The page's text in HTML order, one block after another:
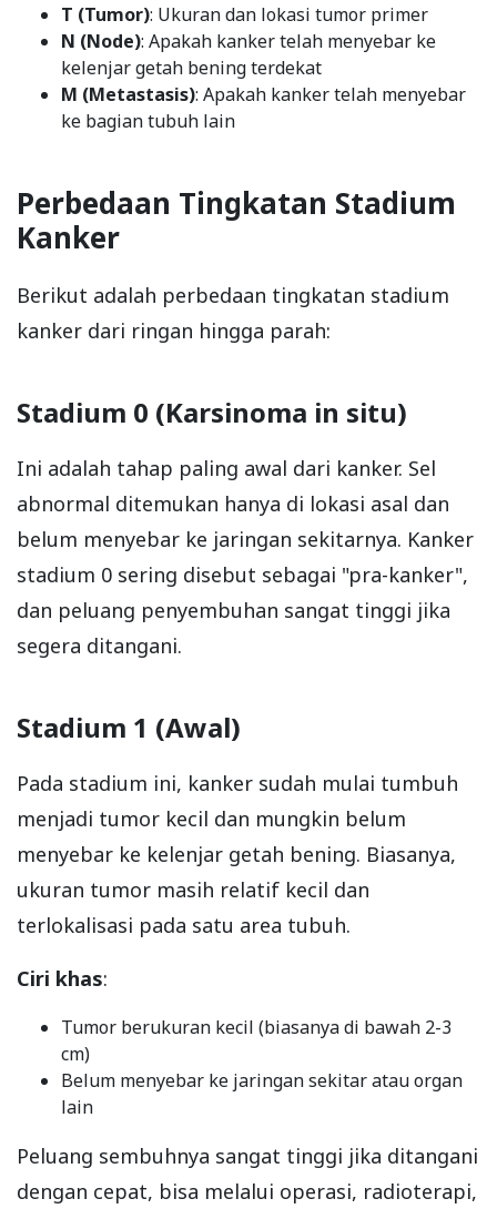
T (Tumor): Ukuran dan lokasi tumor primer
N (Node): Apakah kanker telah menyebar ke
kelenjar getah bening terdekat
M (Metastasis): Apakah kanker telah menyebar
ke bagian tubuh lain
Perbedaan Tingkatan Stadium
Kanker
Berikut adalah perbedaan tingkatan stadium
kanker dari ringan hingga parah:
Stadium 0 (Karsinoma in situ)
Ini adalah tahap paling awal dari kanker. Sel
abnormal ditemukan hanya di lokasi asal dan
belum menyebar ke jaringan sekitarnya. Kanker
stadium 0 sering disebut sebagai "pra-kanker",
dan peluang penyembuhan sangat tinggi jika
segera ditangani.
Stadium 1 (Awal)
Pada stadium ini, kanker sudah mulai tumbuh
menjadi tumor kecil dan mungkin belum
menyebar ke kelenjar getah bening. Biasanya,
ukuran tumor masih relatif kecil dan
terlokalisasi pada satu area tubuh.
Ciri khas:
Tumor berukuran kecil (biasanya di bawah 2-3
cm)
Belum menyebar ke jaringan sekitar atau organ
lain
Peluang sembuhnya sangat tinggi jika ditangani
dengan cepat, bisa melalui operasi, radioterapi,